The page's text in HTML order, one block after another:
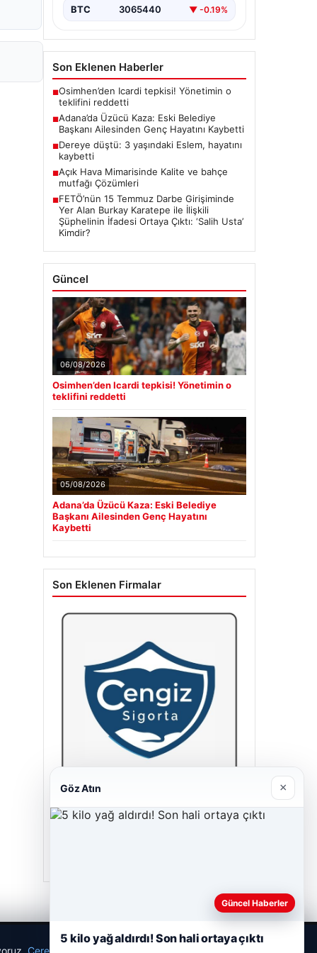
BTC 3065440 ▼ -0.19%
Son Eklenen Haberler
■Osimhen’den Icardi tepkisi! Yönetimin o
teklifini reddetti
■Adana’da Üzücü Kaza: Eski Belediye
Başkanı Ailesinden Genç Hayatını Kaybetti
■Dereye düştü: 3 yaşındaki Eslem, hayatını
kaybetti
■Açık Hava Mimarisinde Kalite ve bahçe
mutfağı Çözümleri
■FETÖ’nün 15 Temmuz Darbe Girişiminde
Yer Alan Burkay Karatepe ile İlişkili
Şüphelinin İfadesi Ortaya Çıktı: ‘Salih Usta’
Kimdir?
Güncel
06/08/2026
Osimhen’den Icardi tepkisi! Yönetimin o
teklifini reddetti
05/08/2026
Adana’da Üzücü Kaza: Eski Belediye
Başkanı Ailesinden Genç Hayatını
Kaybetti
Son Eklenen Firmalar
Cengiz Sigorta
Çerez Politikamız
Göz Atın ×
Güncel Haberler
5 kilo yağ aldırdı! Son hali ortaya çıktı